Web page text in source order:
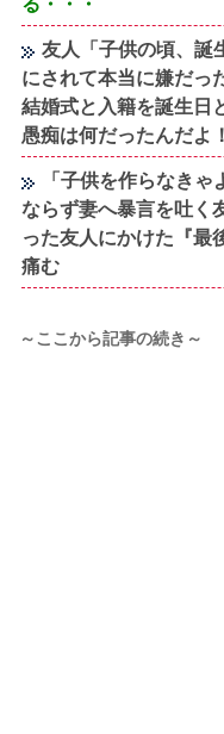
る・・・
友人「子供の頃、誕
にされて本当に嫌だ
結婚式と入籍を誕生日
愚痴は何だったんだよ
「子供を作らなき
ならず妻へ暴言を吐く
った友人にかけた『
痛む
～ここから記事の続き～